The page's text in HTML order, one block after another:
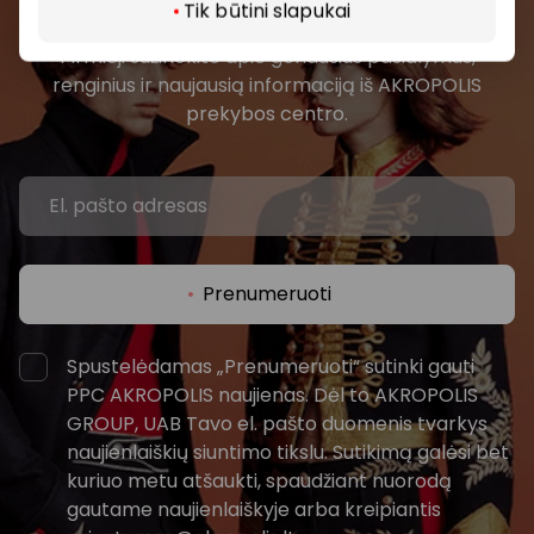
Tik būtini slapukai
Pirmieji sužinokite apie geriausius pasiūlymus,
renginius ir naujausią informaciją iš AKROPOLIS
prekybos centro.
Prenumeruoti
Spustelėdamas „Prenumeruoti“ sutinki gauti
PPC AKROPOLIS naujienas. Dėl to AKROPOLIS
GROUP, UAB Tavo el. pašto duomenis tvarkys
naujienlaiškių siuntimo tikslu. Sutikimą galėsi bet
kuriuo metu atšaukti, spaudžiant nuorodą
gautame naujienlaiškyje arba kreipiantis